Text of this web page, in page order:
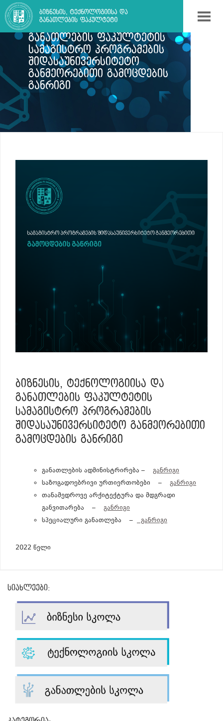
ᲑᲘᲖᲜᲔᲡᲘᲡ, ᲢᲔᲥᲜᲝᲚᲝᲒᲘᲘᲡᲐ ᲓᲐ
ᲒᲐᲜᲐᲗᲚᲔᲑᲘᲡ ᲤᲐᲙᲣᲚᲢᲔᲢᲘᲡ
ᲡᲐᲛᲐᲒᲘᲡᲢᲠᲝ ᲞᲠᲝᲒᲠᲐᲛᲔᲑᲘᲡ
ᲨᲘᲓᲐᲡᲐᲣᲜᲘᲕᲔᲠᲡᲘᲢᲔᲢᲝ
ᲒᲐᲜᲛᲔᲝᲠᲔᲑᲘᲗᲘ ᲒᲐᲛᲝᲪᲓᲔᲑᲘᲡ
ᲒᲐᲜᲠᲘᲒᲘ
ᲑᲘᲖᲜᲔᲡᲘᲡ, ᲢᲔᲥᲜᲝᲚᲝᲒᲘᲘᲡᲐ ᲓᲐ
ᲒᲐᲜᲐᲗᲚᲔᲑᲘᲡ ᲤᲐᲙᲣᲚᲢᲔᲢᲘᲡ
ᲡᲐᲛᲐᲒᲘᲡᲢᲠᲝ ᲞᲠᲝᲒᲠᲐᲛᲔᲑᲘᲡ
ᲨᲘᲓᲐᲡᲐᲣᲜᲘᲕᲔᲠᲡᲘᲢᲔᲢᲝ ᲒᲐᲜᲛᲔᲝᲠᲔᲑᲘᲗᲘ
ᲒᲐᲛᲝᲪᲓᲔᲑᲘᲡ ᲒᲐᲜᲠᲘᲒᲘ
განათლების ადმინისტრირება – განრიგი
საზოგადოებრივი ურთიერთობები – განრიგი
თანამედროვე არქიტექტურა და მდგრადი
განვითარება – განრიგი
სპეციალური განათლება – განრიგი
2022 წელი
სიახლეები: